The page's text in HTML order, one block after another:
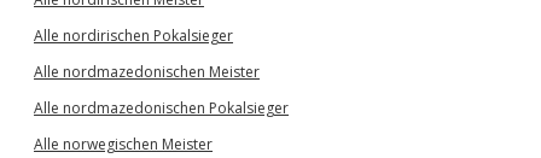
Alle nordirischen Pokalsieger
Alle nordmazedonischen Meister
Alle nordmazedonischen Pokalsieger
Alle norwegischen Meister